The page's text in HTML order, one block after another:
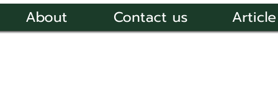
About Contact us Article